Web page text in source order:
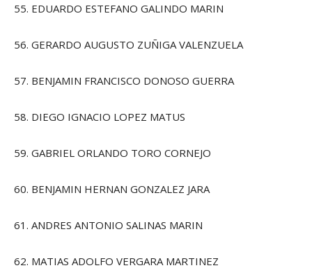
55. EDUARDO ESTEFANO GALINDO MARIN
56. GERARDO AUGUSTO ZUÑIGA VALENZUELA
57. BENJAMIN FRANCISCO DONOSO GUERRA
58. DIEGO IGNACIO LOPEZ MATUS
59. GABRIEL ORLANDO TORO CORNEJO
60. BENJAMIN HERNAN GONZALEZ JARA
61. ANDRES ANTONIO SALINAS MARIN
62. MATIAS ADOLFO VERGARA MARTINEZ